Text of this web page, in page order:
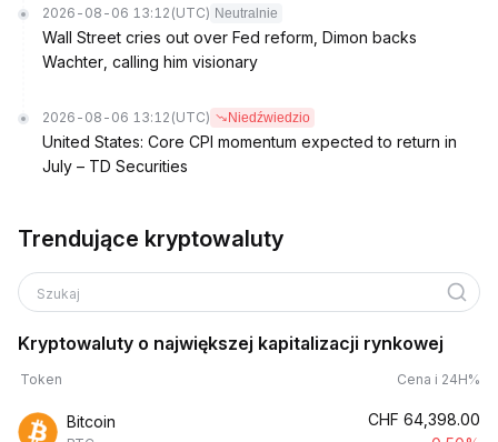
2026-08-06 13:12 (UTC) Neutralnie
Wall Street cries out over Fed reform, Dimon backs
Wachter, calling him visionary
2026-08-06 13:12 (UTC) Niedźwiedzio
United States: Core CPI momentum expected to return in
July – TD Securities
Trendujące kryptowaluty
Szukaj
Kryptowaluty o największej kapitalizacji rynkowej
Token Cena i 24H%
Bitcoin CHF 64,398.00